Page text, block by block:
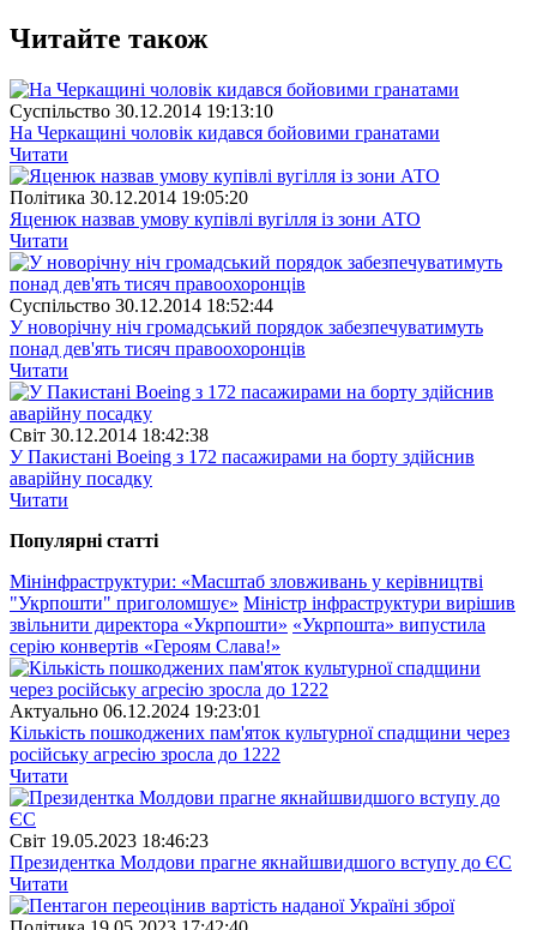
Читайте також
Суспiльство 30.12.2014 19:13:10
На Черкащині чоловік кидався бойовими гранатами
Читати
Полiтика 30.12.2014 19:05:20
Яценюк назвав умову купівлі вугілля із зони АТО
Читати
Суспiльство 30.12.2014 18:52:44
У новорічну ніч громадський порядок забезпечуватимуть
понад дев'ять тисяч правоохоронців
Читати
Свiт 30.12.2014 18:42:38
У Пакистані Boeing з 172 пасажирами на борту здійснив
аварійну посадку
Читати
Популярнi статтi
Мінінфраструктури: «Масштаб зловживань у керівництві
"Укрпошти" приголомшує» Міністр інфраструктури вирішив
звільнити директора «Укрпошти» «Укрпошта» випустила
серію конвертів «Героям Слава!»
Актуально 06.12.2024 19:23:01
Кількість пошкоджених пам'яток культурної спадщини через
російську агресію зросла до 1222
Читати
Свiт 19.05.2023 18:46:23
Президентка Молдови прагне якнайшвидшого вступу до ЄС
Читати